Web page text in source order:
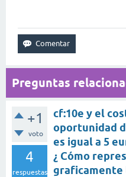
Preguntas
+1
voto
4
respuestas
cf:10e y el
oportunidad
es igual a 5
¿ Cómo
graficamente